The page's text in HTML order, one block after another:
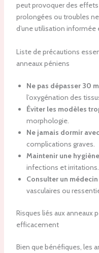
peut provoquer des
prolongées ou troubles
d’une utilisation informée
Liste de précautions
anneaux péniens
Ne pas dépasser 30
l’oxygénation des
Éviter les modèles
morphologie.
Ne jamais dormir
complications graves.
Maintenir une
infections et irritations.
Consulter un médecin
vasculaires ou
Risques liés aux anneaux
efficacement
Bien que bénéfiques, les